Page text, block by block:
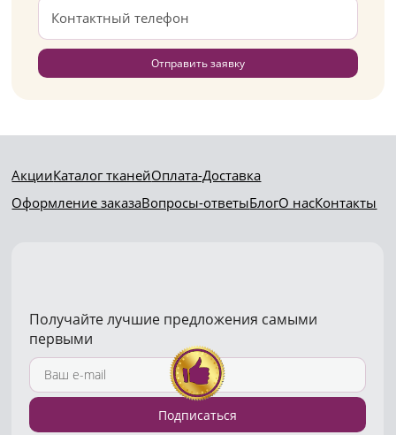
Отправить заявку
АкцииКаталог тканейОплата-Доставка
Оформление заказаВопросы-ответыБлогО насКонтакты
Получайте лучшие предложения самыми
первыми
Подписаться